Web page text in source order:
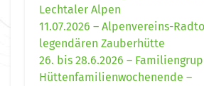
Lechtaler Alpen
11.07.2026 – Alpenvereins-
legendären Zauberhütte
26. bis 28.6.2026 –
Hüttenfamilienwochenende –